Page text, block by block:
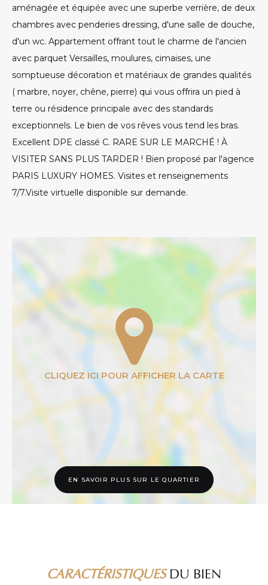
aménagée et équipée avec une superbe verrière, de deux
chambres avec penderies dressing, d'une salle de douche,
d'un wc. Appartement offrant tout le charme de l'ancien
avec parquet Versailles, moulures, cimaises, une
somptueuse décoration et matériaux de grandes qualités
( marbre, noyer, chêne, pierre) qui vous offrira un pied à
terre ou résidence principale avec des standards
exceptionnels. Le bien de vos rêves vous tend les bras.
Excellent DPE classé C. RARE SUR LE MARCHÉ ! À
VISITER SANS PLUS TARDER ! Bien proposé par l'agence
PARIS LUXURY HOMES. Visites et renseignements
7/7.Visite virtuelle disponible sur demande.
EN SAVOIR PLUS SUR LE QUARTIER
CARACTÉRISTIQUESDU BIEN